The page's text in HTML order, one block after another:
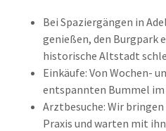
Bei Spaziergängen in
genießen, den Burgpark
historische Altstadt
Einkäufe: Von Wochen-
entspannten Bummel
Arztbesuche: Wir
Praxis und warten mit